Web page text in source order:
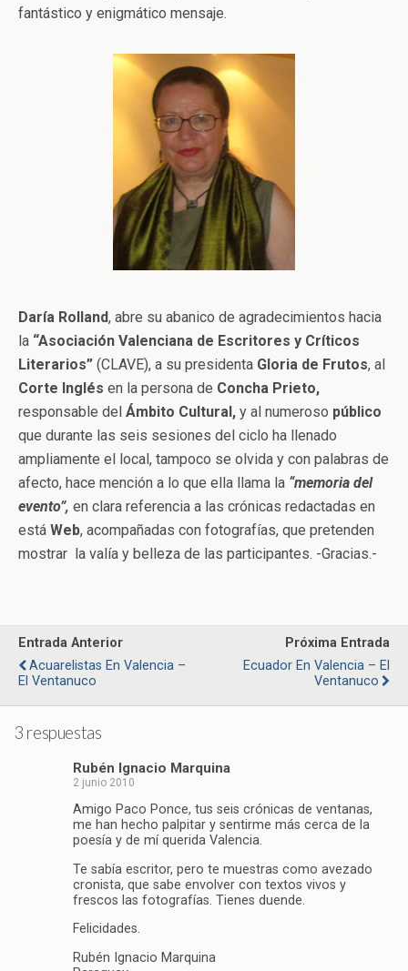
fantástico y enigmático mensaje.
Daría Rolland, abre su abanico de agradecimientos hacia
la “Asociación Valenciana de Escritores y Críticos
Literarios” (CLAVE), a su presidenta Gloria de Frutos, al
Corte Inglés en la persona de Concha Prieto,
responsable del Ámbito Cultural, y al numeroso público
que durante las seis sesiones del ciclo ha llenado
ampliamente el local, tampoco se olvida y con palabras de
afecto, hace mención a lo que ella llama la “memoria del
evento”, en clara referencia a las crónicas redactadas en
está Web, acompañadas con fotografías, que pretenden
mostrar la valía y belleza de las participantes. -Gracias.-
Entrada Anterior
Acuarelistas En Valencia –
El Ventanuco
Próxima Entrada
Ecuador En Valencia – El
Ventanuco
3 respuestas
Rubén Ignacio Marquina
2 junio 2010
Amigo Paco Ponce, tus seis crónicas de ventanas,
me han hecho palpitar y sentirme más cerca de la
poesía y de mí querida Valencia.
Te sabía escritor, pero te muestras como avezado
cronista, que sabe envolver con textos vivos y
frescos las fotografías. Tienes duende.
Felicidades.
Rubén Ignacio Marquina